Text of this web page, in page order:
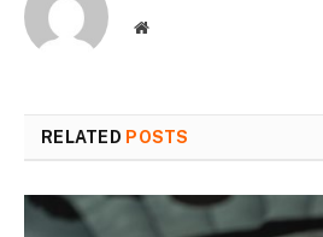
Website
RELATED POSTS